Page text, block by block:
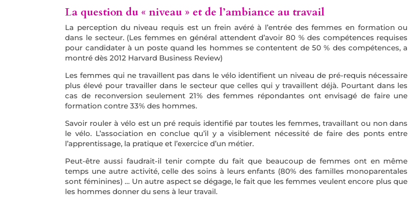
La question du « niveau » et de l’ambiance au travail
La perception du niveau requis est un frein avéré à l’entrée des femmes en formation ou
dans le secteur. (Les femmes en général attendent d’avoir 80 % des compétences requises
pour candidater à un poste quand les hommes se contentent de 50 % des compétences, a
montré dès 2012 Harvard Business Review)
Les femmes qui ne travaillent pas dans le vélo identifient un niveau de pré-requis nécessaire
plus élevé pour travailler dans le secteur que celles qui y travaillent déjà. Pourtant dans les
cas de reconversion seulement 21% des femmes répondantes ont envisagé de faire une
formation contre 33% des hommes.
Savoir rouler à vélo est un pré requis identifié par toutes les femmes, travaillant ou non dans
le vélo. L’association en conclue qu’il y a visiblement nécessité de faire des ponts entre
l’apprentissage, la pratique et l’exercice d’un métier.
Peut-être aussi faudrait-il tenir compte du fait que beaucoup de femmes ont en même
temps une autre activité, celle des soins à leurs enfants (80% des familles monoparentales
sont féminines) … Un autre aspect se dégage, le fait que les femmes veulent encore plus que
les hommes donner du sens à leur travail.